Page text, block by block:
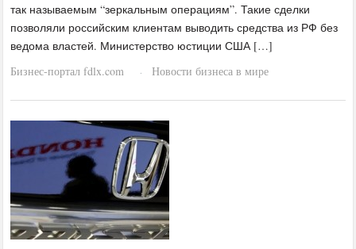
так называемым “зеркальным операциям”. Такие сделки
позволяли российским клиентам выводить средства из РФ без
ведома властей. Министерство юстиции США […]
Бизнес-портал fdlx.com
· Новости бизнеса в мире